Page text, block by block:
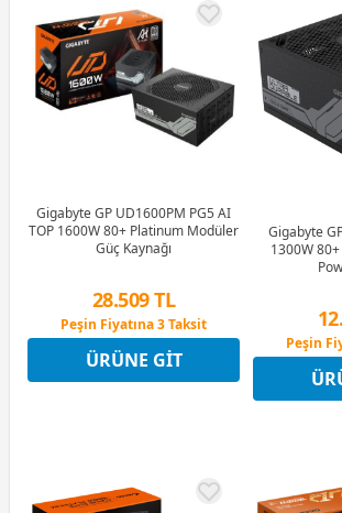
Gigabyte GP UD1600PM PG5 AI
TOP 1600W 80+ Platinum Modüler
Güç Kaynağı
28.509 TL
Peşin Fiyatına 3 Taksit
12 Ay x 3.354 TL taksitle
Peşin Fiyatına 3 Taksit
ÜRÜNE GIT
Gigabyte
1300W
Peşin
12 Ay x
Peşin